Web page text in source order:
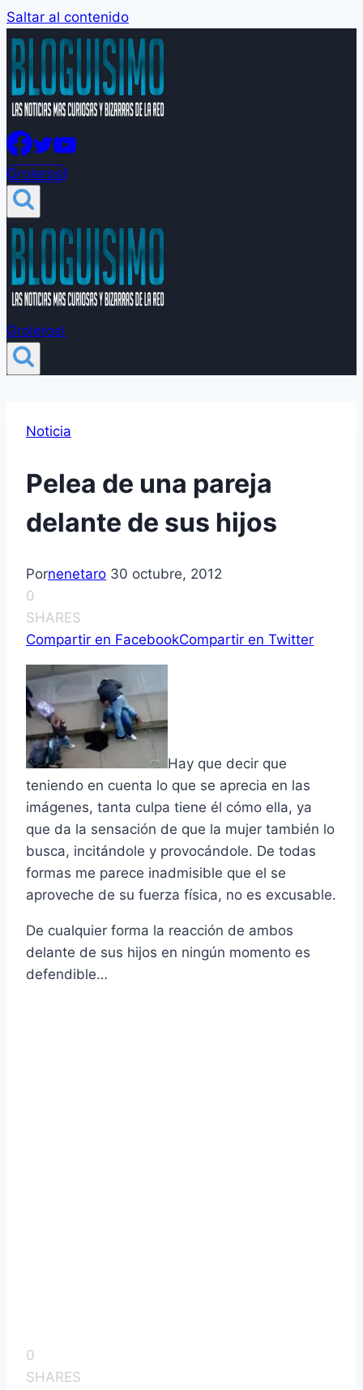
Saltar al contenido
Groleros!
Groleros!
Noticia
Pelea de una pareja
delante de sus hijos
Pornenetaro 30 octubre, 2012
0
SHARES
Compartir en FacebookCompartir en Twitter
Hay que decir que
teniendo en cuenta lo que se aprecia en las
imágenes, tanta culpa tiene él cómo ella, ya
que da la sensación de que la mujer también lo
busca, incitándole y provocándole. De todas
formas me parece inadmisible que el se
aproveche de su fuerza fí­sica, no es excusable.
De cualquier forma la reacción de ambos
delante de sus hijos en ningún momento es
defendible…
0
SHARES